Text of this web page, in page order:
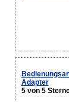
Adapter
5 von 5